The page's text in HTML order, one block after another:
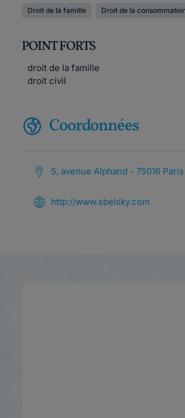
Droit de la famille Droit de la
POINT FORTS
droit de la famille
droit civil
Coordonnées
5, avenue Alphand - 75016 Paris
http://www.sbelsky.com